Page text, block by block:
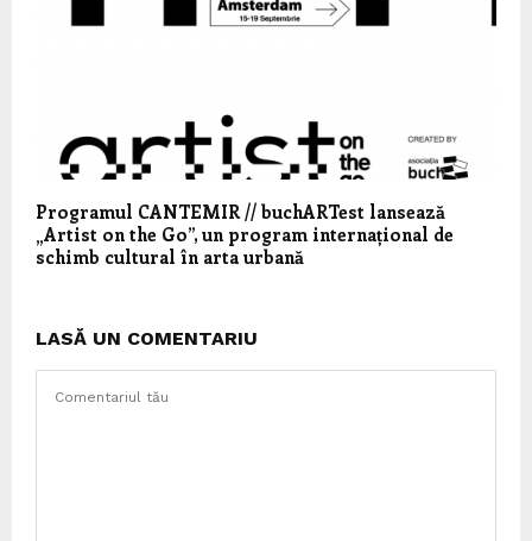
Programul CANTEMIR // buchARTest lansează
„Artist on the Go”, un program internațional de
schimb cultural în arta urbană
LASĂ UN COMENTARIU